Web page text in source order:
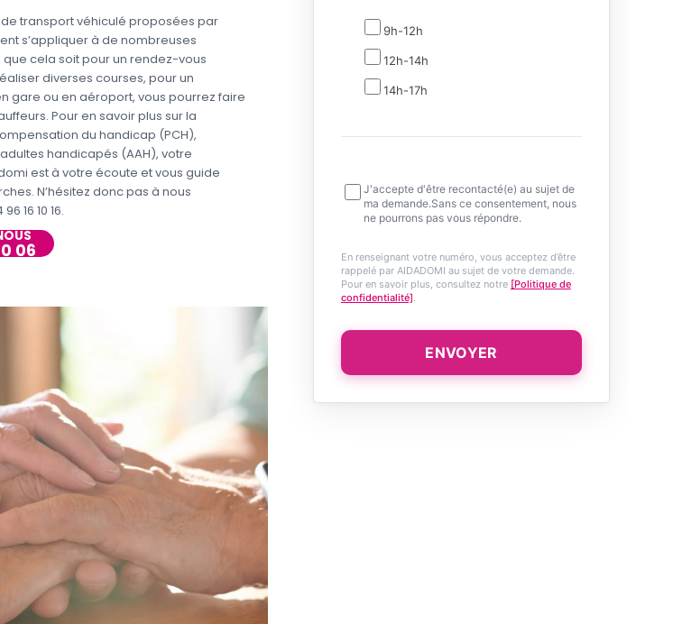
transport véhiculé proposées par
s’appliquer à de nombreuses
que cela soit pour un rendez-vous
diverses courses, pour un
gare ou en aéroport, vous pourrez faire
Pour en savoir plus sur la
du handicap (PCH),
handicapés (AAH), votre
est à votre écoute et vous guide
N’hésitez donc pas à nous
16 10 16.
06
9h-12h
12h-14h
14h-17h
J'accepte d'être recontacté(e) au sujet de
ma demande.Sans ce consentement, nous
ne pourrons pas vous répondre.
En renseignant votre numéro, vous acceptez d’être
rappelé par AIDADOMI au sujet de votre demande.
Pour en savoir plus, consultez notre [Politique de
confidentialité]